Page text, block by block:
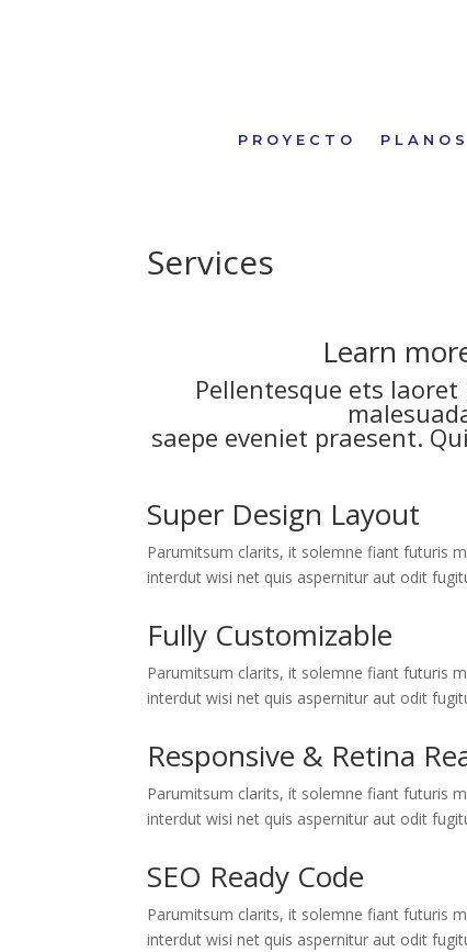
PROYECTO PLANOS
Services
Learn
Pellentesque ets
saepe eveniet praesent.
Super Design Layout
Parumitsum clarits, it solemne fiant futuris
interdut wisi net quis aspernitur aut odit
Fully Customizable
Parumitsum clarits, it solemne fiant futuris
interdut wisi net quis aspernitur aut odit
Responsive & Retina
Parumitsum clarits, it solemne fiant futuris
interdut wisi net quis aspernitur aut odit
SEO Ready Code
Parumitsum clarits, it solemne fiant futuris
interdut wisi net quis aspernitur aut odit